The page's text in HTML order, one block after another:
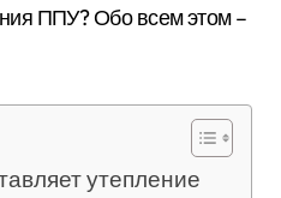
ППУ? Обо всем этом –
утепление